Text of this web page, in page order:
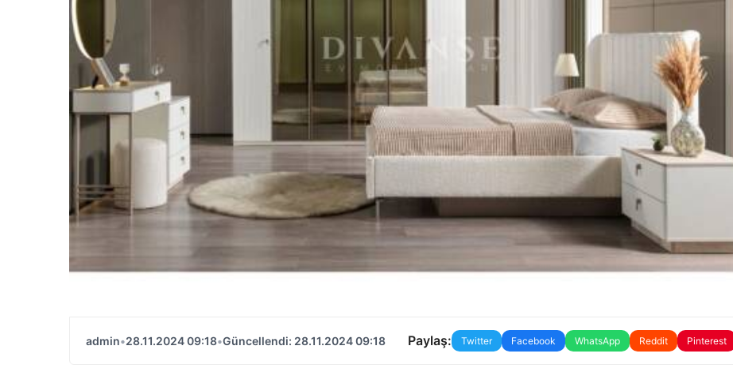
admin•28.11.2024 09:18•Güncellendi: 28.11.2024 09:18 Paylaş: Twitter Facebook WhatsApp Reddit Pinterest